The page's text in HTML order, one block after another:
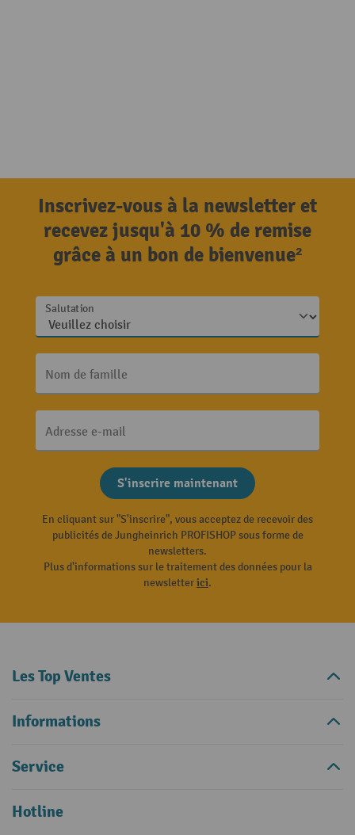
Inscrivez-vous à la newsletter et
recevez jusqu'à 10 % de remise
grâce à un bon de bienvenue²
Salutation
Nom de famille
Adresse e-mail
S'inscrire maintenant
En cliquant sur "S'inscrire", vous acceptez de recevoir des
publicités de Jungheinrich PROFISHOP sous forme de
newsletters.
Plus d'informations sur le traitement des données pour la
newsletterici.
Les Top Ventes
Informations
Service
Hotline